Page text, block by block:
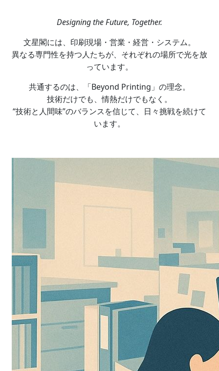
Designing the Future, Together.
文星閣には、印刷現場・営業・経営・システム。
異なる専門性を持つ人たちが、それぞれの場所で光を放
っています。
共通するのは、「Beyond Printing」の理念。
技術だけでも、情熱だけでもなく。
“技術と人間味”のバランスを信じて、日々挑戦を続けて
います。